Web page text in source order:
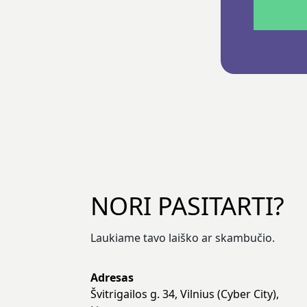
NORI PASITARTI?
Laukiame tavo laiško ar skambučio.
Adresas
Švitrigailos g. 34, Vilnius (Cyber City),